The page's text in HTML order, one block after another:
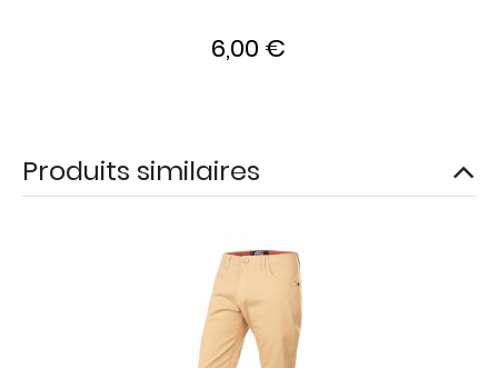
6,00 €
Produits similaires